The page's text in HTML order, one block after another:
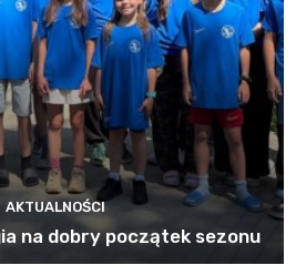
AKTUALNOŚCI
na dobry początek sezonu